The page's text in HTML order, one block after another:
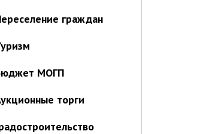
граждан
МОГП
торги